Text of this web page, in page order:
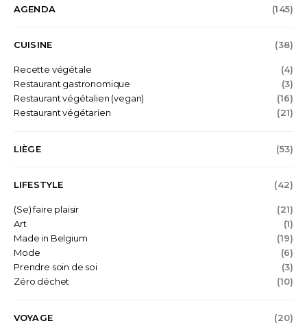
AGENDA (145)
CUISINE (38)
Recette végétale
(4)
Restaurant gastronomique
(3)
Restaurant végétalien (vegan)
(16)
Restaurant végétarien
(21)
LIÈGE (53)
LIFESTYLE (42)
(Se) faire plaisir
(21)
Art
(1)
Made in Belgium
(19)
Mode
(6)
Prendre soin de soi
(3)
Zéro déchet
(10)
VOYAGE (20)